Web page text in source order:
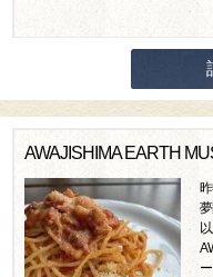
AWAJISHIMA EARTH